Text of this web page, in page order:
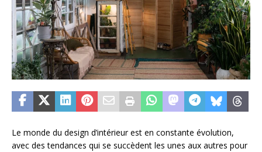
Le monde du design d’intérieur est en constante évolution,
avec des tendances qui se succèdent les unes aux autres pour